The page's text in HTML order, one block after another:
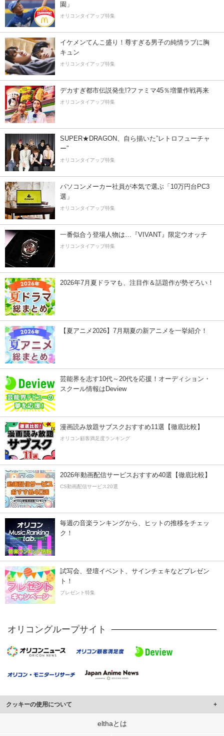
園」
オリコンタイアップ特集
イケメンてんこ盛り！尊すぎる男子の純情ラブに胸
キュン
オリコンタイアップ特集
デカすぎ都市伝説発生!?ファミマ45％増量作戦再来
オリコンタイアップ特集
SUPER★DRAGON、自ら描いた”レトロフューチャ
ー”
オリコンタイアップ特集
パソコンメーカー社員が本気で選ぶ「10万円台PC3
選」
オリコンタイアップ特集
一番似合う登場人物は…『VIVANT』限定ウオッチ
オリコンタイアップ特集
2026年7月夏ドラマも、注目作＆話題作が勢ぞろい！
【夏アニメ2026】7月期夏の新アニメを一挙紹介！
芸能界を志す10代～20代を応援！オーディション・
スクール情報はDeview
漫画読み放題サブスクおすすめ11選【徹底比較】
オリコン顧客満足度ランキング
2026年動画配信サービスおすすめ40選【徹底比較】
CS動画配信サービス20選
毎週の音楽ランキングから、ヒットの推移をチェッ
ク！
試写会、登壇イベント、サインチェキなどプレゼン
ト！
プレゼント特集
オリコングループサイト
クッキーの使用について
このサイトでは Cookie を使用して、ユーザーに合わせたコンテンツや広告の
elthaとは